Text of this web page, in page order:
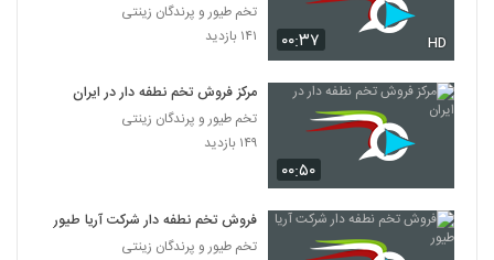
۰۰:۳۷ HD
تخم طیور و پرندگان زینتی
۱۴۱ بازدید
۰۰:۵۰
مرکز فروش تخم نطفه دار در ایران
تخم طیور و پرندگان زینتی
۱۴۹ بازدید
فروش تخم نطفه دار شرکت آریا طیور
تخم طیور و پرندگان زینتی